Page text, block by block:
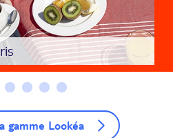
gamme Lookéa